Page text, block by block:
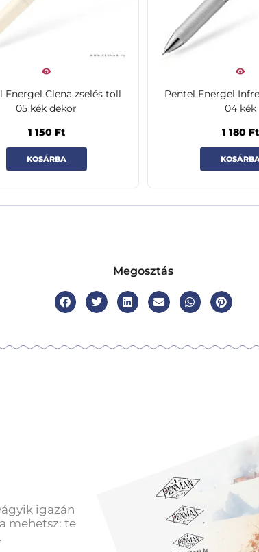
Energel Clena zselés toll
05 kék dekor
1 150 Ft
KOSÁRBA
Pentel Energel
04 kék
1 180 Ft
Megosztás
igazán
mehetsz: te